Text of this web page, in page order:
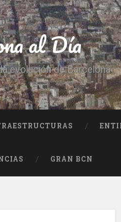
al Día
evolución de Barcelona
GRAN BCN